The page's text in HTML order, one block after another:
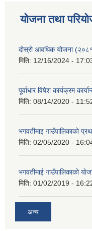
योजना तथा
दोस्रो आवधिक योजना
मिति: 12/16/2024 -
पूर्वाधार विषेश कार्यक्रम
मिति: 08/14/2020 -
भगवतीमाइ गाउँपालिकाकाे
मिति: 02/05/2020 -
भगवतीमाई गाउँपालिकाको
मिति: 01/02/2019 -
अन्य